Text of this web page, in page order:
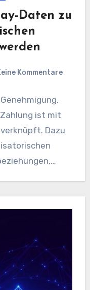
Daten zu
Kommentare
ist mit
Dazu